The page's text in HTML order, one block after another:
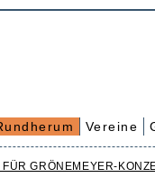
Vereine
GRÖNEMEYER-